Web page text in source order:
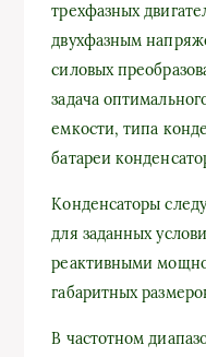
трехфазных
двухфазным
силовых
задача
емкости, типа
батареи
Конденсаторы
для заданных
реактивными
габаритных
В частотном